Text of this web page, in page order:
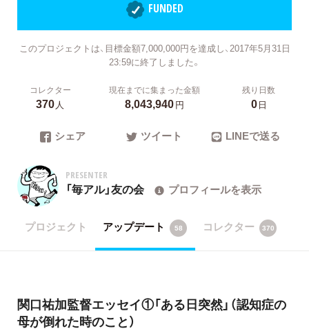
FUNDED
このプロジェクトは、目標金額7,000,000円を達成し、2017年5月31日
23:59に終了しました。
コレクター
370人
現在までに集まった金額
8,043,940円
残り日数
0日
シェア ツイート LINEで送る
PRESENTER
「毎アル」友の会 プロフィールを表示
プロジェクト アップデート 58 コレクター 370
関口祐加監督エッセイ①「ある日突然」（認知症の
母が倒れた時のこと）